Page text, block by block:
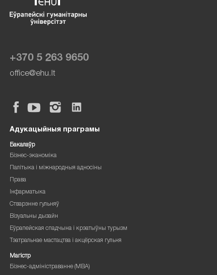
+370 5 263 9650
office@ehu.lt
Адукацыйныя праграмы
Бакалаўр
Бізнес-эканоміка
Палітыка і міжнародныя адносіны
Права
Інфарматыка
Стварэнне гульняў
Візуальны дызайн
Еўрапейская спадчына і крэатыўны турызм
Тэатральнае мастацтва і акцёрская гульня
Магістр
Бізнес-адміністраванне (MBA)